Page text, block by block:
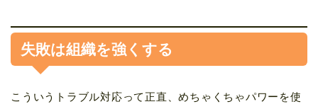
失敗は組織を強くする
こういうトラブル対応って正直、めちゃくちゃパワーを使